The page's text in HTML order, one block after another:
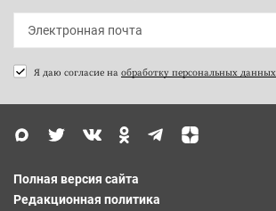
Я даю согласие на обработку персональных данных
Полная версия сайта
Редакционная политика